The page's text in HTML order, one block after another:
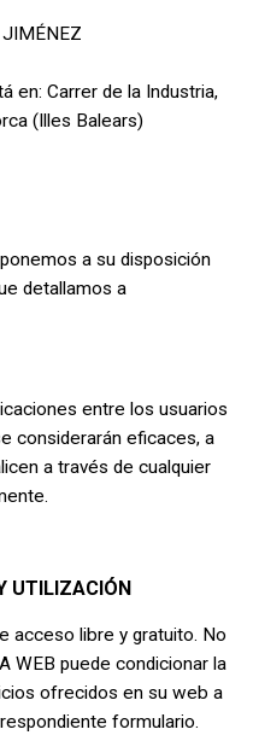
en: Carrer de la Industria,
(Illes Balears)
a su disposición
detallamos a
entre los usuarios
considerarán eficaces, a
a través de cualquier
UTILIZACIÓN
acceso libre y gratuito. No
WEB puede condicionar la
ofrecidos en su web a
formulario.